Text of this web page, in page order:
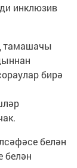
инклюзив
тамашачы
бирә
белән
белән